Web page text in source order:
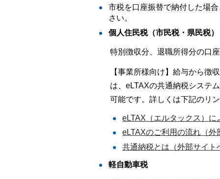
市税を口座振替で納付した場
さい。
個人住民税（市民税・県民税
特別徴収分、退職所得分の口
【事業所様向け】給与から徴
は、eLTAXの共通納税システ
可能です。詳しくは下記のリ
eLTAX（エルタックス）
eLTAXのご利用の流れ（外
共通納税とは（外部サイト
軽自動車税